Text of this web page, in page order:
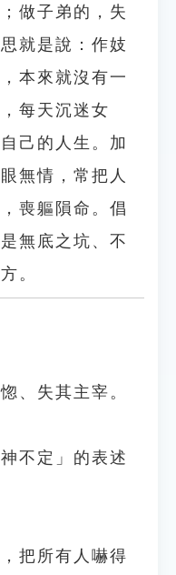
做子弟的，失
就是說：作妓
本來就沒有一
每天沉迷女
己的人生。加
無情，常把人
喪軀隕命。倡
無底之坑、不
。
、失其主宰。
不定」的表述
把所有人嚇得